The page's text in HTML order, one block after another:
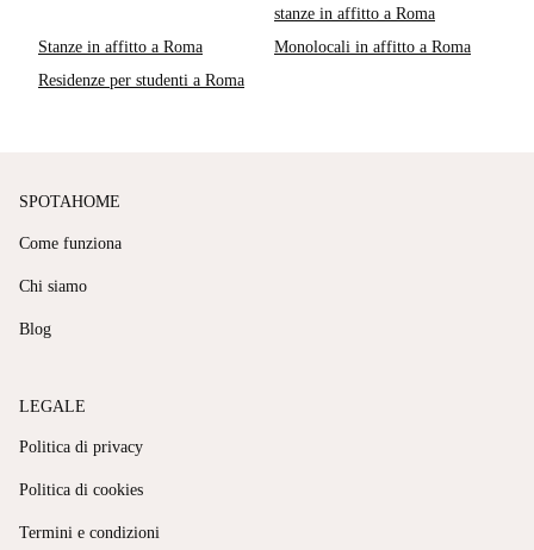
stanze in affitto a Roma
Stanze in affitto a Roma
Monolocali in affitto a Roma
Residenze per studenti a Roma
SPOTAHOME
Come funziona
Chi siamo
Blog
LEGALE
Politica di privacy
Politica di cookies
Termini e condizioni